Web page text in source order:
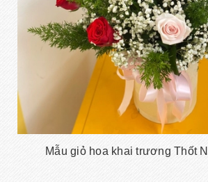
Mẫu giỏ hoa khai trương Thốt